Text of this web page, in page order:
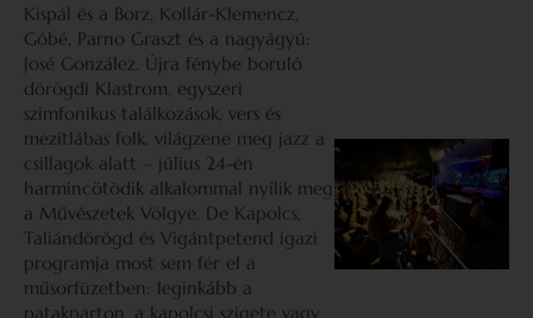
Kispál és a Borz, Kollár-Klemencz,
Góbé, Parno Graszt és a nagyágyú:
José González. Újra fénybe boruló
dörögdi Klastrom, egyszeri
szimfonikus találkozások, vers és
mezítlábas folk, világzene meg jazz a
csillagok alatt – július 24-én
harmincötödik alkalommal nyílik meg
a Művészetek Völgye. De Kapolcs,
Taliándörögd és Vigántpetend igazi
programja most sem fér el a
műsorfüzetben: leginkább a
patakparton, a kapolcsi szigete vagy